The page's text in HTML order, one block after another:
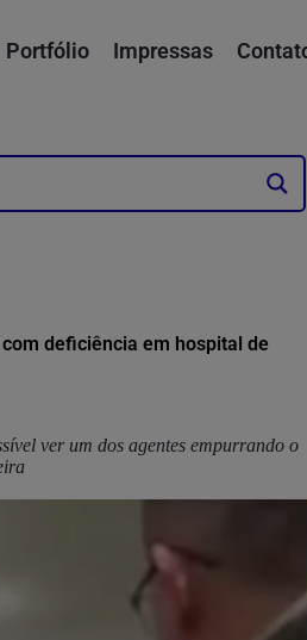
Portfólio Impressas
deficiência em hospital de
ver um dos agentes empurrando o